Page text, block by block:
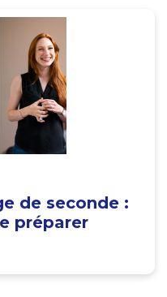
de seconde :
préparer